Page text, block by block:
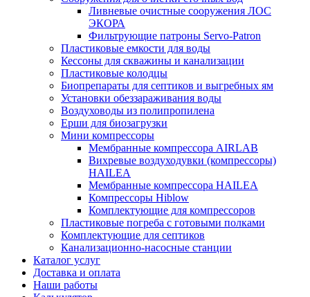
Ливневые очистные сооружения ЛОС
ЭКОРА
Фильтрующие патроны Servo-Patron
Пластиковые емкости для воды
Кессоны для скважины и канализации
Пластиковые колодцы
Биопрепараты для септиков и выгребных ям
Установки обеззараживания воды
Воздуховоды из полипропилена
Ерши для биозагрузки
Мини компрессоры
Мембранные компрессора AIRLAB
Вихревые воздуходувки (компрессоры)
HAILEA
Мембранные компрессора HAILEA
Компрессоры Hiblow
Комплектующие для компрессоров
Пластиковые погреба с готовыми полками
Комплектующие для септиков
Канализационно-насосные станции
Каталог услуг
Доставка и оплата
Наши работы